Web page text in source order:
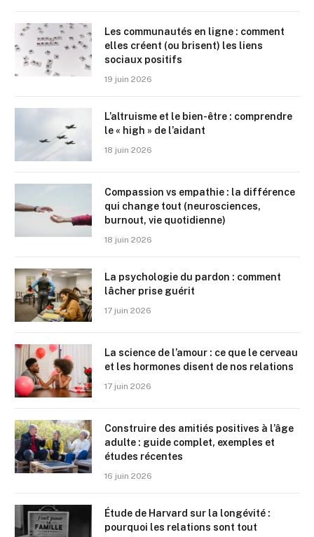
Les communautés en ligne : comment
elles créent (ou brisent) les liens
sociaux positifs
19 juin 2026
L’altruisme et le bien-être : comprendre
le « high » de l’aidant
18 juin 2026
Compassion vs empathie : la différence
qui change tout (neurosciences,
burnout, vie quotidienne)
18 juin 2026
La psychologie du pardon : comment
lâcher prise guérit
17 juin 2026
La science de l’amour : ce que le cerveau
et les hormones disent de nos relations
17 juin 2026
Construire des amitiés positives à l’âge
adulte : guide complet, exemples et
études récentes
16 juin 2026
Étude de Harvard sur la longévité :
pourquoi les relations sont tout